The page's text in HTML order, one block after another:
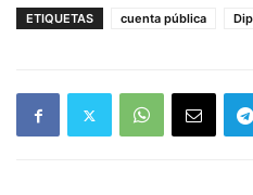
ETIQUETAS cuenta pública